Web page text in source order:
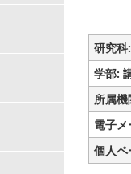
研究
学部:
所属
電子メ
個人ペ